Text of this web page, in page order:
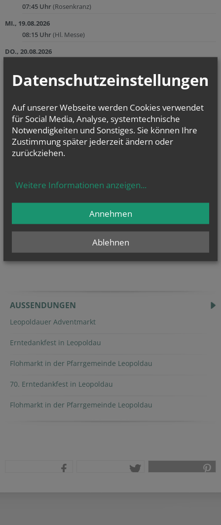
07:45 Uhr(Rosenkranz)
MI., 19.08.2026
08:15 Uhr(Hl. Messe)
DO., 20.08.2026
zurück
GOTTESDIENSTE
TERMINE
Derzeit finden keine
Termine statt.
AUSSENDUNGEN
Leopoldauer Adventmarkt
Erntedankfest in Leopoldau
Flohmarkt in der Pfarrgemeinde Leopoldau
70. Erntedankfest in Leopoldau
Flohmarkt in der Pfarrgemeinde Leopoldau
Datenschutzeinstellungen
Auf unserer Webseite werden Cookies verwendet
für Social Media, Analyse, systemtechnische
Notwendigkeiten und Sonstiges. Sie können Ihre
Zustimmung später jederzeit ändern oder
zurückziehen.
Weitere Informationen anzeigen...
Ablehnen
Annehmen